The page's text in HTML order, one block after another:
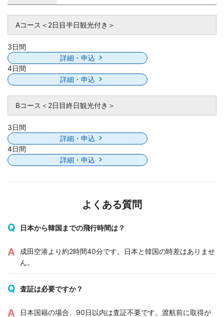
Aコース＜2日目半日観光付き＞
3日間
詳細・申込
4日間
詳細・申込
Bコース＜2日目終日観光付き＞
3日間
詳細・申込
4日間
詳細・申込
よくある質問
日本から韓国までの飛行時間は？
成田空港より約2時間40分です。日本と韓国の時差はありませ
ん。
査証は必要ですか？
日本国籍の場合、90日以内は査証不要です。渡航前に取得が